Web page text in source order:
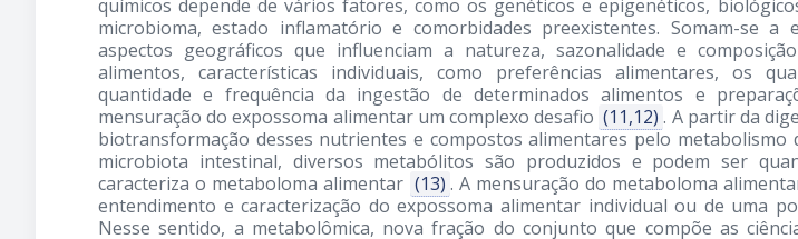
químicos depende de vários fatores, como os genéticos e epigenéticos,
microbioma, estado inflamatório e comorbidades preexistentes. Somam-se a
aspectos geográficos que influenciam a natureza, sazonalidade e
alimentos, características individuais, como preferências alimentares, os
quantidade e frequência da ingestão de determinados alimentos e
mensuração do expossoma alimentar um complexo desafio (11,12) . A partir da
biotransformação desses nutrientes e compostos alimentares pelo metabolismo
microbiota intestinal, diversos metabólitos são produzidos e podem ser
caracteriza o metaboloma alimentar (13) . A mensuração do metaboloma
entendimento e caracterização do expossoma alimentar individual ou de uma
Nesse sentido, a metabolômica, nova fração do conjunto que compõe as